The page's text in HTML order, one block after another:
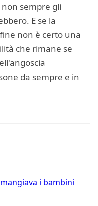
sempre gli
E se la
non è certo una
che rimane se
da sempre e in
i bambini